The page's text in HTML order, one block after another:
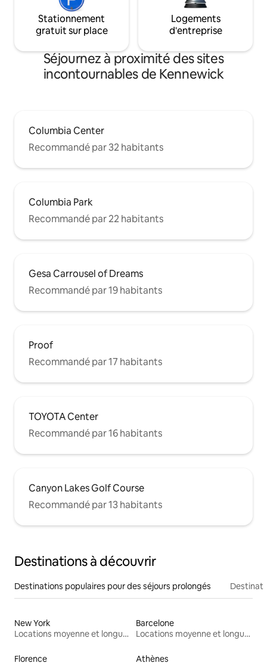
Stationnement
gratuit sur place
Logements
d'entreprise
Séjournez à proximité des sites
incontournables de Kennewick
Columbia Center
Recommandé par 32 habitants
Columbia Park
Recommandé par 22 habitants
Gesa Carrousel of Dreams
Recommandé par 19 habitants
Proof
Recommandé par 17 habitants
TOYOTA Center
Recommandé par 16 habitants
Canyon Lakes Golf Course
Recommandé par 13 habitants
Destinations à découvrir
Destinations populaires pour des séjours prolongés
New York
Locations moyenne et longue durée
Barcelone
Locations moyenne et longue durée
Florence Athènes